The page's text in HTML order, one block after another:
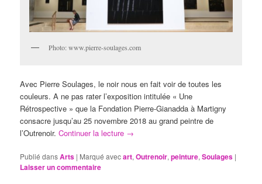
Photo: www.pierre-soulages.com
Avec Pierre Soulages, le noir nous en fait voir de toutes les
couleurs. A ne pas rater l’exposition intitulée « Une
Rétrospective » que la Fondation Pierre-Gianadda à Martigny
consacre jusqu’au 25 novembre 2018 au grand peintre de
l’Outrenoir.Continuer la lecture →
Publié dansArts | Marqué avecart,Outrenoir,peinture,Soulages |
Laisser un commentaire